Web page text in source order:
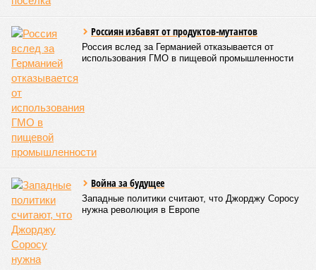
Россиян избавят от продуктов-мутантов
Россия вслед за Германией отказывается от
использования ГМО в пищевой промышленности
Война за будущее
Западные политики считают, что Джорджу Соросу
нужна революция в Европе